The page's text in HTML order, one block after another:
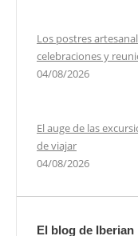
Los postres
celebraciones y
04/08/2026
El auge de las
de viajar
04/08/2026
El blog de Iberian